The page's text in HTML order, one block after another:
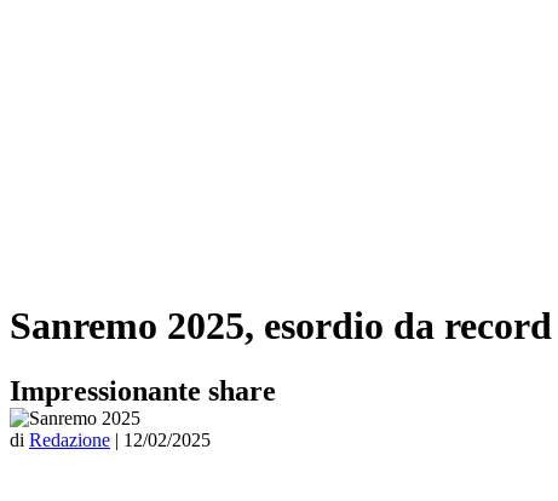
Sanremo 2025, esordio da
Impressionante share
di Redazione | 12/02/2025